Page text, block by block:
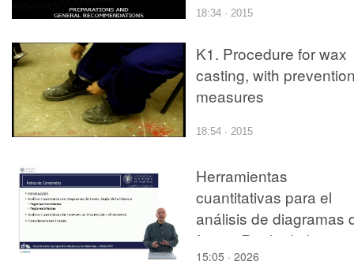
18:34 · 2015
K1. Procedure for wax
casting, with
measures
18:54 · 2015
Herramientas
cuantitativas para el
análisis de diagramas
fases. Regla de la
palanca
15:05 · 2026